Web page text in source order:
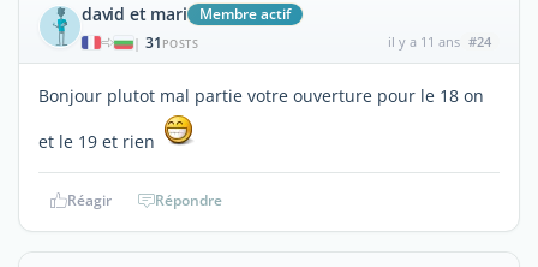
david et mari Membre actif
| 31 POSTS il y a 11 ans #24
Bonjour plutot mal partie votre ouverture pour le 18 on
et le 19 et rien
Réagir Répondre